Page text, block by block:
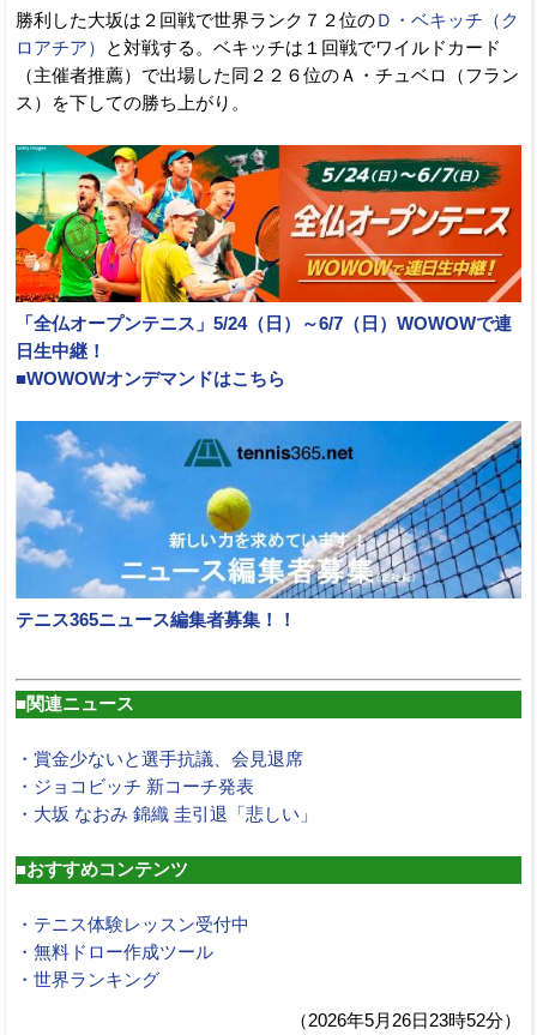
勝利した大坂は２回戦で世界ランク７２位のＤ・ベキッチ（ク
ロアチア）
と対戦する。ベキッチは１回戦でワイルドカード
（主催者推薦）で出場した同２２６位のＡ・チュベロ（フラン
ス）を下しての勝ち上がり。
「全仏オープンテニス」5/24（日）～6/7（日）WOWOWで連
日生中継！
■WOWOWオンデマンドはこちら
テニス365ニュース編集者募集！！
■関連ニュース
・賞金少ないと選手抗議、会見退席
・ジョコビッチ 新コーチ発表
・大坂 なおみ 錦織 圭引退「悲しい」
■おすすめコンテンツ
・テニス体験レッスン受付中
・無料ドロー作成ツール
・世界ランキング
（2026年5月26日23時52分）